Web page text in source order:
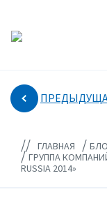
// ГЛАВНАЯ /
/ГРУППА
RUSSIA 2014»